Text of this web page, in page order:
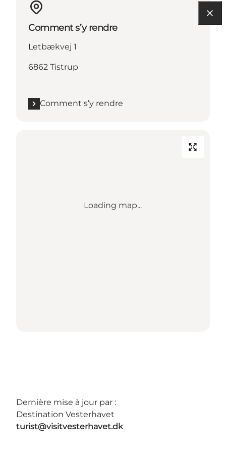
Comment s’y rendre
Letbækvej 1
6862 Tistrup
Comment s’y rendre
Loading map...
Dernière mise à jour par :
Destination Vesterhavet
turist@visitvesterhavet.dk